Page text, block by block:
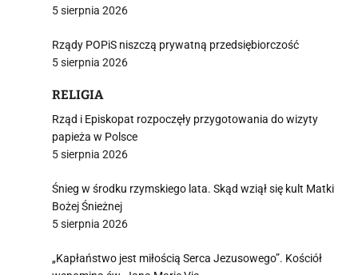
5 sierpnia 2026
Rządy POPiS niszczą prywatną przedsiębiorczość
5 sierpnia 2026
RELIGIA
Rząd i Episkopat rozpoczęły przygotowania do wizyty
papieża w Polsce
5 sierpnia 2026
Śnieg w środku rzymskiego lata. Skąd wziął się kult Matki
Bożej Śnieżnej
5 sierpnia 2026
„Kapłaństwo jest miłością Serca Jezusowego”. Kościół